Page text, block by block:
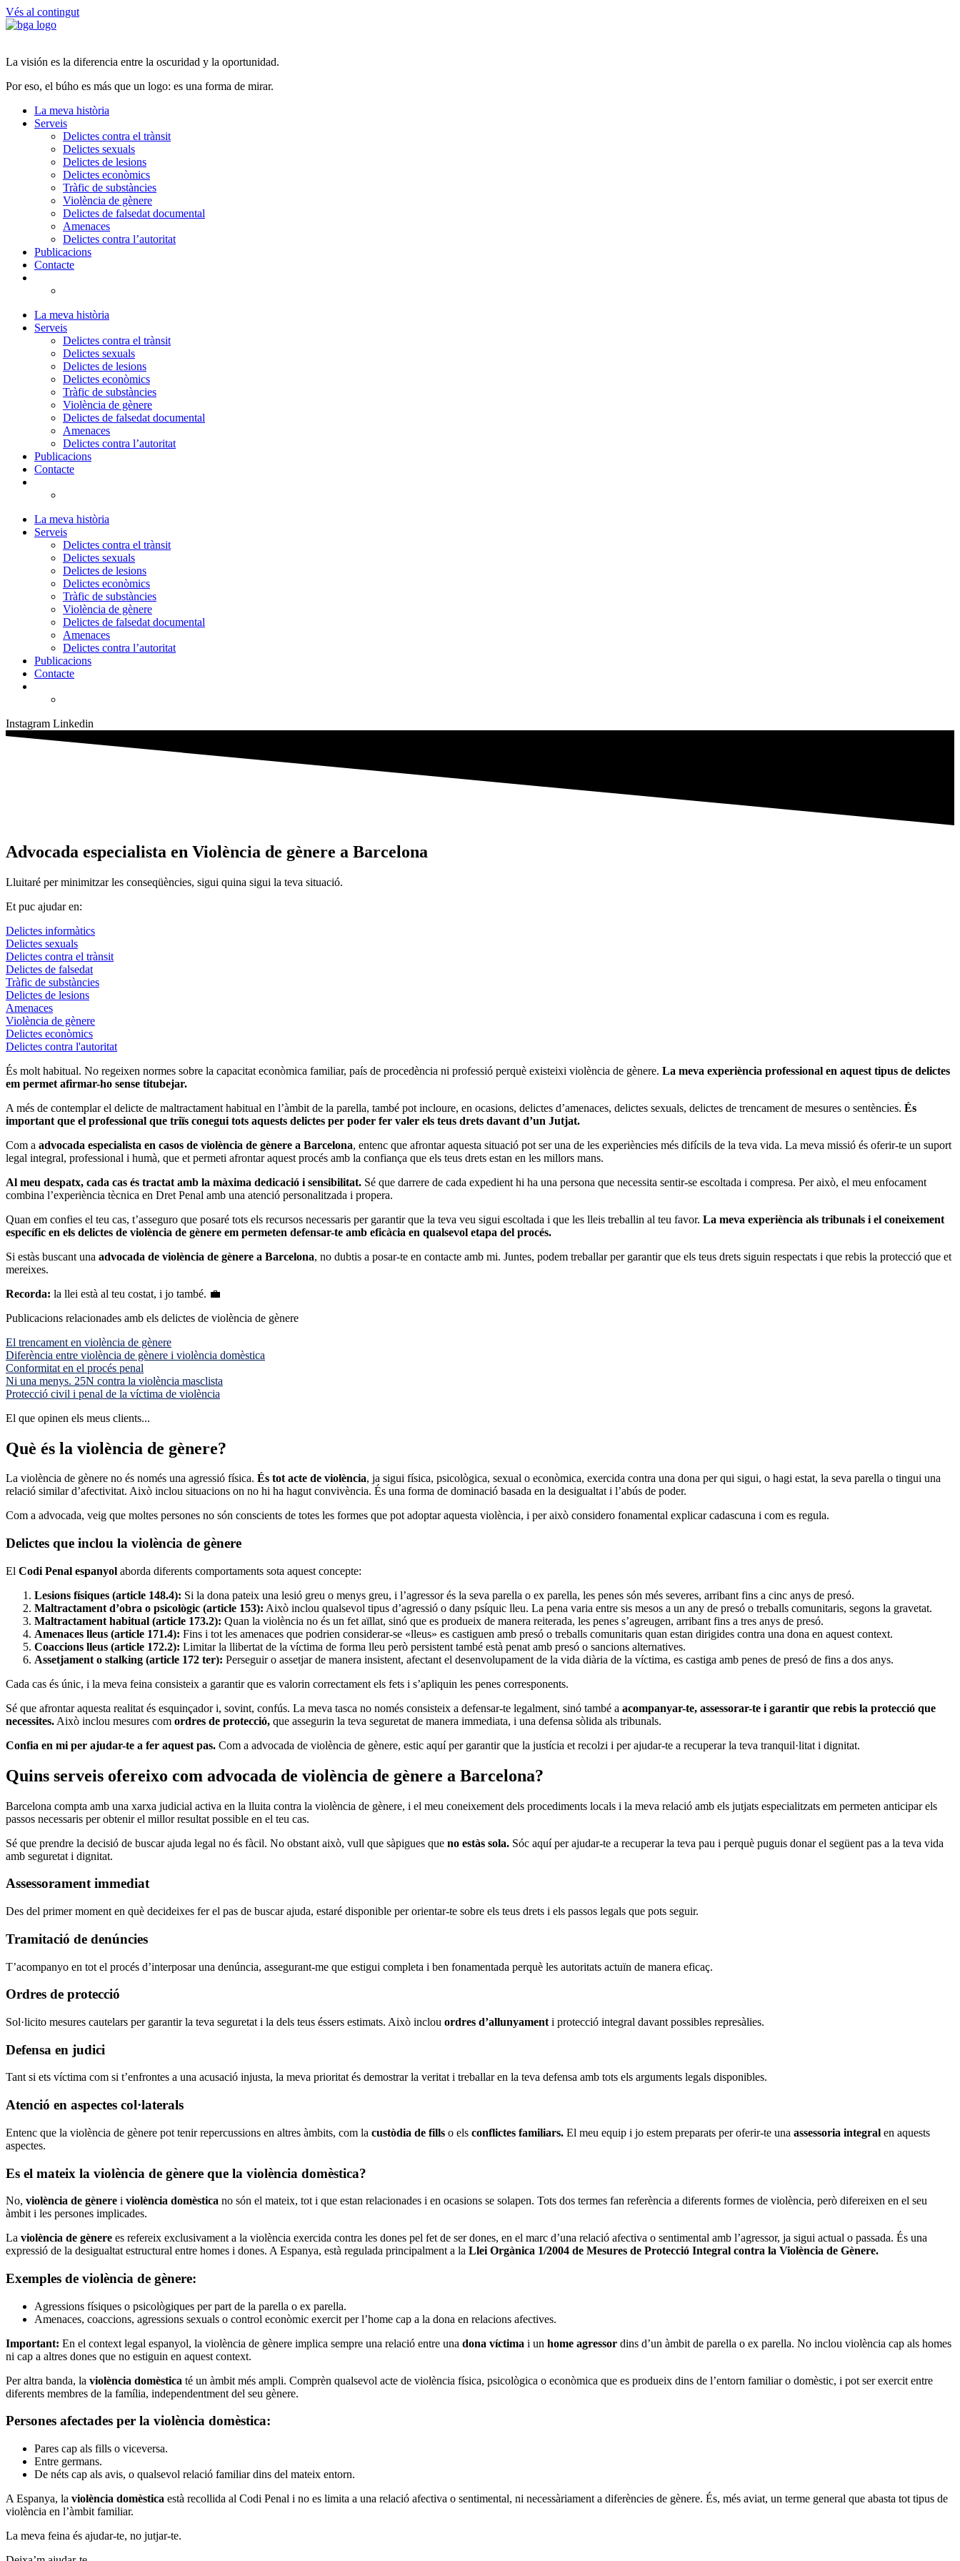
Vés al contingut
La visión es la diferencia entre la oscuridad y la oportunidad.
Por eso, el búho es más que un logo: es una forma de mirar.
La meva història
Serveis
Delictes contra el trànsit
Delictes sexuals
Delictes de lesions
Delictes econòmics
Tràfic de substàncies
Violència de gènere
Delictes de falsedat documental
Amenaces
Delictes contra l’autoritat
Publicacions
Contacte
La meva història
Serveis
Delictes contra el trànsit
Delictes sexuals
Delictes de lesions
Delictes econòmics
Tràfic de substàncies
Violència de gènere
Delictes de falsedat documental
Amenaces
Delictes contra l’autoritat
Publicacions
Contacte
La meva història
Serveis
Delictes contra el trànsit
Delictes sexuals
Delictes de lesions
Delictes econòmics
Tràfic de substàncies
Violència de gènere
Delictes de falsedat documental
Amenaces
Delictes contra l’autoritat
Publicacions
Contacte
Instagram Linkedin
Advocada especialista en Violència de gènere a Barcelona
Lluitaré per minimitzar les conseqüències, sigui quina sigui la teva situació.
Et puc ajudar en:
Delictes informàtics
Delictes sexuals
Delictes contra el trànsit
Delictes de falsedat
Tràfic de substàncies
Delictes de lesions
Amenaces
Violència de gènere
Delictes econòmics
Delictes contra l'autoritat
És molt habitual. No regeixen normes sobre la capacitat econòmica familiar, país de procedència ni professió perquè existeixi violència de gènere. La meva experiència professional en aquest tipus de delictes
em permet afirmar-ho sense titubejar.
A més de contemplar el delicte de maltractament habitual en l’àmbit de la parella, també pot incloure, en ocasions, delictes d’amenaces, delictes sexuals, delictes de trencament de mesures o sentències. És
important que el professional que triïs conegui tots aquests delictes per poder fer valer els teus drets davant d’un Jutjat.
Com a advocada especialista en casos de violència de gènere a Barcelona, entenc que afrontar aquesta situació pot ser una de les experiències més difícils de la teva vida. La meva missió és oferir-te un suport
legal integral, professional i humà, que et permeti afrontar aquest procés amb la confiança que els teus drets estan en les millors mans.
Al meu despatx, cada cas és tractat amb la màxima dedicació i sensibilitat. Sé que darrere de cada expedient hi ha una persona que necessita sentir-se escoltada i compresa. Per això, el meu enfocament
combina l’experiència tècnica en Dret Penal amb una atenció personalitzada i propera.
Quan em confies el teu cas, t’asseguro que posaré tots els recursos necessaris per garantir que la teva veu sigui escoltada i que les lleis treballin al teu favor. La meva experiència als tribunals i el coneixement
específic en els delictes de violència de gènere em permeten defensar-te amb eficàcia en qualsevol etapa del procés.
Si estàs buscant una advocada de violència de gènere a Barcelona, no dubtis a posar-te en contacte amb mi. Juntes, podem treballar per garantir que els teus drets siguin respectats i que rebis la protecció que et
mereixes.
Recorda: la llei està al teu costat, i jo també. 💼
Publicacions relacionades amb els delictes de violència de gènere
El trencament en violència de gènere
Diferència entre violència de gènere i violència domèstica
Conformitat en el procés penal
Ni una menys. 25N contra la violència masclista
Protecció civil i penal de la víctima de violència
El que opinen els meus clients...
Què és la violència de gènere?
La violència de gènere no és només una agressió física. És tot acte de violència, ja sigui física, psicològica, sexual o econòmica, exercida contra una dona per qui sigui, o hagi estat, la seva parella o tingui una
relació similar d’afectivitat. Això inclou situacions on no hi ha hagut convivència. És una forma de dominació basada en la desigualtat i l’abús de poder.
Com a advocada, veig que moltes persones no són conscients de totes les formes que pot adoptar aquesta violència, i per això considero fonamental explicar cadascuna i com es regula.
Delictes que inclou la violència de gènere
El Codi Penal espanyol aborda diferents comportaments sota aquest concepte:
Lesions físiques (article 148.4): Si la dona pateix una lesió greu o menys greu, i l’agressor és la seva parella o ex parella, les penes són més severes, arribant fins a cinc anys de presó.
Maltractament d’obra o psicològic (article 153): Això inclou qualsevol tipus d’agressió o dany psíquic lleu. La pena varia entre sis mesos a un any de presó o treballs comunitaris, segons la gravetat.
Maltractament habitual (article 173.2): Quan la violència no és un fet aïllat, sinó que es produeix de manera reiterada, les penes s’agreugen, arribant fins a tres anys de presó.
Amenaces lleus (article 171.4): Fins i tot les amenaces que podrien considerar-se «lleus» es castiguen amb presó o treballs comunitaris quan estan dirigides contra una dona en aquest context.
Coaccions lleus (article 172.2): Limitar la llibertat de la víctima de forma lleu però persistent també està penat amb presó o sancions alternatives.
Assetjament o stalking (article 172 ter): Perseguir o assetjar de manera insistent, afectant el desenvolupament de la vida diària de la víctima, es castiga amb penes de presó de fins a dos anys.
Cada cas és únic, i la meva feina consisteix a garantir que es valorin correctament els fets i s’apliquin les penes corresponents.
Sé que afrontar aquesta realitat és esquinçador i, sovint, confús. La meva tasca no només consisteix a defensar-te legalment, sinó també a acompanyar-te, assessorar-te i garantir que rebis la protecció que
necessites. Això inclou mesures com ordres de protecció, que assegurin la teva seguretat de manera immediata, i una defensa sòlida als tribunals.
Confia en mi per ajudar-te a fer aquest pas. Com a advocada de violència de gènere, estic aquí per garantir que la justícia et recolzi i per ajudar-te a recuperar la teva tranquil·litat i dignitat.
Quins serveis ofereixo com advocada de violència de gènere a Barcelona?
Barcelona compta amb una xarxa judicial activa en la lluita contra la violència de gènere, i el meu coneixement dels procediments locals i la meva relació amb els jutjats especialitzats em permeten anticipar els
passos necessaris per obtenir el millor resultat possible en el teu cas.
Sé que prendre la decisió de buscar ajuda legal no és fàcil. No obstant això, vull que sàpigues que no estàs sola. Sóc aquí per ajudar-te a recuperar la teva pau i perquè puguis donar el següent pas a la teva vida
amb seguretat i dignitat.
Assessorament immediat
Des del primer moment en què decideixes fer el pas de buscar ajuda, estaré disponible per orientar-te sobre els teus drets i els passos legals que pots seguir.
Tramitació de denúncies
T’acompanyo en tot el procés d’interposar una denúncia, assegurant-me que estigui completa i ben fonamentada perquè les autoritats actuïn de manera eficaç.
Ordres de protecció
Sol·licito mesures cautelars per garantir la teva seguretat i la dels teus éssers estimats. Això inclou ordres d’allunyament i protecció integral davant possibles represàlies.
Defensa en judici
Tant si ets víctima com si t’enfrontes a una acusació injusta, la meva prioritat és demostrar la veritat i treballar en la teva defensa amb tots els arguments legals disponibles.
Atenció en aspectes col·laterals
Entenc que la violència de gènere pot tenir repercussions en altres àmbits, com la custòdia de fills o els conflictes familiars. El meu equip i jo estem preparats per oferir-te una assessoria integral en aquests
aspectes.
Es el mateix la violència de gènere que la violència domèstica?
No, violència de gènere i violència domèstica no són el mateix, tot i que estan relacionades i en ocasions se solapen. Tots dos termes fan referència a diferents formes de violència, però difereixen en el seu
àmbit i les persones implicades.
La violència de gènere es refereix exclusivament a la violència exercida contra les dones pel fet de ser dones, en el marc d’una relació afectiva o sentimental amb l’agressor, ja sigui actual o passada. És una
expressió de la desigualtat estructural entre homes i dones. A Espanya, està regulada principalment a la Llei Orgànica 1/2004 de Mesures de Protecció Integral contra la Violència de Gènere.
Exemples de violència de gènere:
Agressions físiques o psicològiques per part de la parella o ex parella.
Amenaces, coaccions, agressions sexuals o control econòmic exercit per l’home cap a la dona en relacions afectives.
Important: En el context legal espanyol, la violència de gènere implica sempre una relació entre una dona víctima i un home agressor dins d’un àmbit de parella o ex parella. No inclou violència cap als homes
ni cap a altres dones que no estiguin en aquest context.
Per altra banda, la violència domèstica té un àmbit més ampli. Comprèn qualsevol acte de violència física, psicològica o econòmica que es produeix dins de l’entorn familiar o domèstic, i pot ser exercit entre
diferents membres de la família, independentment del seu gènere.
Persones afectades per la violència domèstica:
Pares cap als fills o viceversa.
Entre germans.
De néts cap als avis, o qualsevol relació familiar dins del mateix entorn.
A Espanya, la violència domèstica està recollida al Codi Penal i no es limita a una relació afectiva o sentimental, ni necessàriament a diferències de gènere. És, més aviat, un terme general que abasta tot tipus de
violència en l’àmbit familiar.
La meva feina és ajudar-te, no jutjar-te.